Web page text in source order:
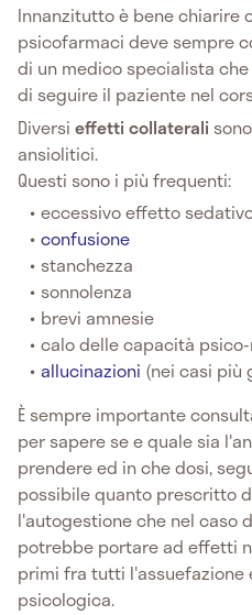
Innanzitutto è bene chiarire
psicofarmaci deve sempre
di un medico specialista
di seguire il paziente nel
Diversi effetticollaterali
ansiolitici.
Questi sono i più frequenti:
eccessivo effetto
confusione
stanchezza
sonnolenza
brevi amnesie
calo delle capacità
allucinazioni (nei casi più
È sempre importante
per sapere se e quale sia
prendere ed in che dosi,
possibile quanto prescritto
l'autogestione che nel caso
potrebbe portare ad effetti
primi fra tutti l'assuefazione
psicologica.